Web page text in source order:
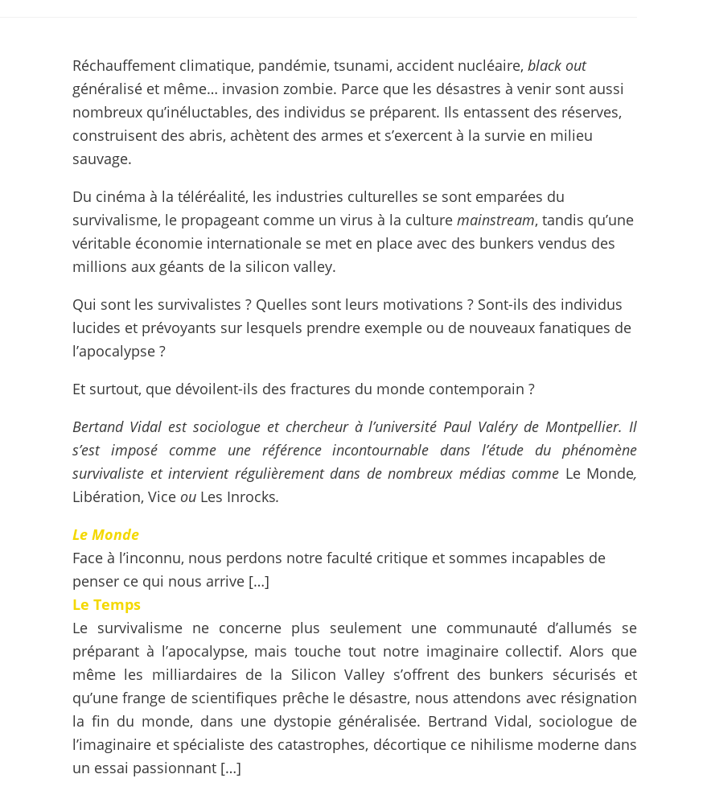
Réchauffement climatique, pandémie, tsunami, accident nucléaire, black out
généralisé et même… invasion zombie. Parce que les désastres à venir sont aussi
nombreux qu’inéluctables, des individus se préparent. Ils entassent des réserves,
construisent des abris, achètent des armes et s’exercent à la survie en milieu
sauvage.
Du cinéma à la téléréalité, les industries culturelles se sont emparées du
survivalisme, le propageant comme un virus à la culture mainstream, tandis qu’une
véritable économie internationale se met en place avec des bunkers vendus des
millions aux géants de la silicon valley.
Qui sont les survivalistes ? Quelles sont leurs motivations ? Sont-ils des individus
lucides et prévoyants sur lesquels prendre exemple ou de nouveaux fanatiques de
l’apocalypse ?
Et surtout, que dévoilent-ils des fractures du monde contemporain ?
Bertand Vidal est sociologue et chercheur à l’université Paul Valéry de Montpellier. Il
s’est imposé comme une référence incontournable dans l’étude du phénomène
survivaliste et intervient régulièrement dans de nombreux médias comme Le Monde,
Libération, Vice ou Les Inrocks.
Le Monde
Face à l’inconnu, nous perdons notre faculté critique et sommes incapables de
penser ce qui nous arrive […]
Le Temps
Le survivalisme ne concerne plus seulement une communauté d’allumés se
préparant à l’apocalypse, mais touche tout notre imaginaire collectif. Alors que
même les milliardaires de la Silicon Valley s’offrent des bunkers sécurisés et
qu’une frange de scientifiques prêche le désastre, nous attendons avec résignation
la fin du monde, dans une dystopie généralisée. Bertrand Vidal, sociologue de
l’imaginaire et spécialiste des catastrophes, décortique ce nihilisme moderne dans
un essai passionnant […]